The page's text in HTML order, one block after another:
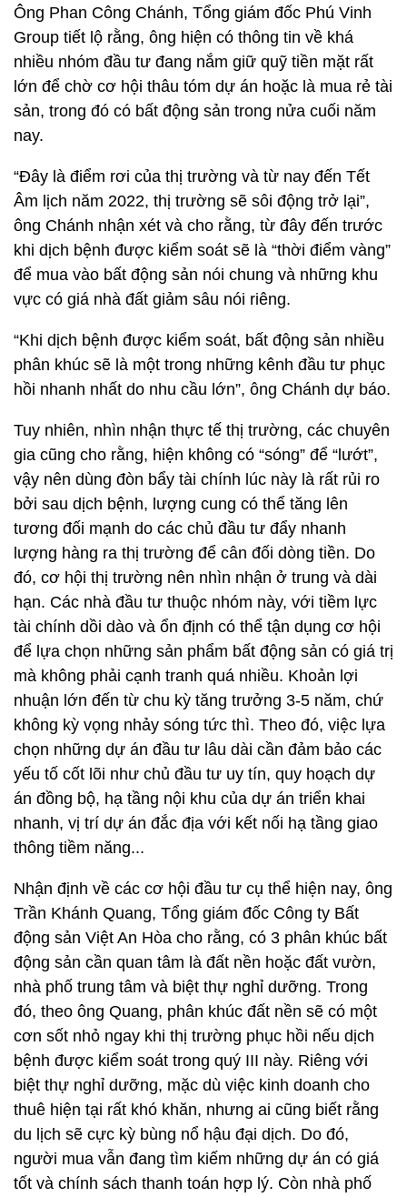
Ông Phan Công Chánh, Tổng giám đốc Phú Vinh
Group tiết lộ rằng, ông hiện có thông tin về khá
nhiều nhóm đầu tư đang nắm giữ quỹ tiền mặt rất
lớn để chờ cơ hội thâu tóm dự án hoặc là mua rẻ tài
sản, trong đó có bất động sản trong nửa cuối năm
nay.
“Đây là điểm rơi của thị trường và từ nay đến Tết
Âm lịch năm 2022, thị trường sẽ sôi động trở lại”,
ông Chánh nhận xét và cho rằng, từ đây đến trước
khi dịch bệnh được kiểm soát sẽ là “thời điểm vàng”
để mua vào bất động sản nói chung và những khu
vực có giá nhà đất giảm sâu nói riêng.
“Khi dịch bệnh được kiểm soát, bất động sản nhiều
phân khúc sẽ là một trong những kênh đầu tư phục
hồi nhanh nhất do nhu cầu lớn”, ông Chánh dự báo.
Tuy nhiên, nhìn nhận thực tế thị trường, các chuyên
gia cũng cho rằng, hiện không có “sóng” để “lướt”,
vậy nên dùng đòn bẩy tài chính lúc này là rất rủi ro
bởi sau dịch bệnh, lượng cung có thể tăng lên
tương đối mạnh do các chủ đầu tư đẩy nhanh
lượng hàng ra thị trường để cân đối dòng tiền. Do
đó, cơ hội thị trường nên nhìn nhận ở trung và dài
hạn. Các nhà đầu tư thuộc nhóm này, với tiềm lực
tài chính dồi dào và ổn định có thể tận dụng cơ hội
để lựa chọn những sản phẩm bất động sản có giá trị
mà không phải cạnh tranh quá nhiều. Khoản lợi
nhuận lớn đến từ chu kỳ tăng trưởng 3-5 năm, chứ
không kỳ vọng nhảy sóng tức thì. Theo đó, việc lựa
chọn những dự án đầu tư lâu dài cần đảm bảo các
yếu tố cốt lõi như chủ đầu tư uy tín, quy hoạch dự
án đồng bộ, hạ tầng nội khu của dự án triển khai
nhanh, vị trí dự án đắc địa với kết nối hạ tầng giao
thông tiềm năng...
Nhận định về các cơ hội đầu tư cụ thể hiện nay, ông
Trần Khánh Quang, Tổng giám đốc Công ty Bất
động sản Việt An Hòa cho rằng, có 3 phân khúc bất
động sản cần quan tâm là đất nền hoặc đất vườn,
nhà phố trung tâm và biệt thự nghỉ dưỡng. Trong
đó, theo ông Quang, phân khúc đất nền sẽ có một
cơn sốt nhỏ ngay khi thị trường phục hồi nếu dịch
bệnh được kiểm soát trong quý III này. Riêng với
biệt thự nghỉ dưỡng, mặc dù việc kinh doanh cho
thuê hiện tại rất khó khăn, nhưng ai cũng biết rằng
du lịch sẽ cực kỳ bùng nổ hậu đại dịch. Do đó,
người mua vẫn đang tìm kiếm những dự án có giá
tốt và chính sách thanh toán hợp lý. Còn nhà phố